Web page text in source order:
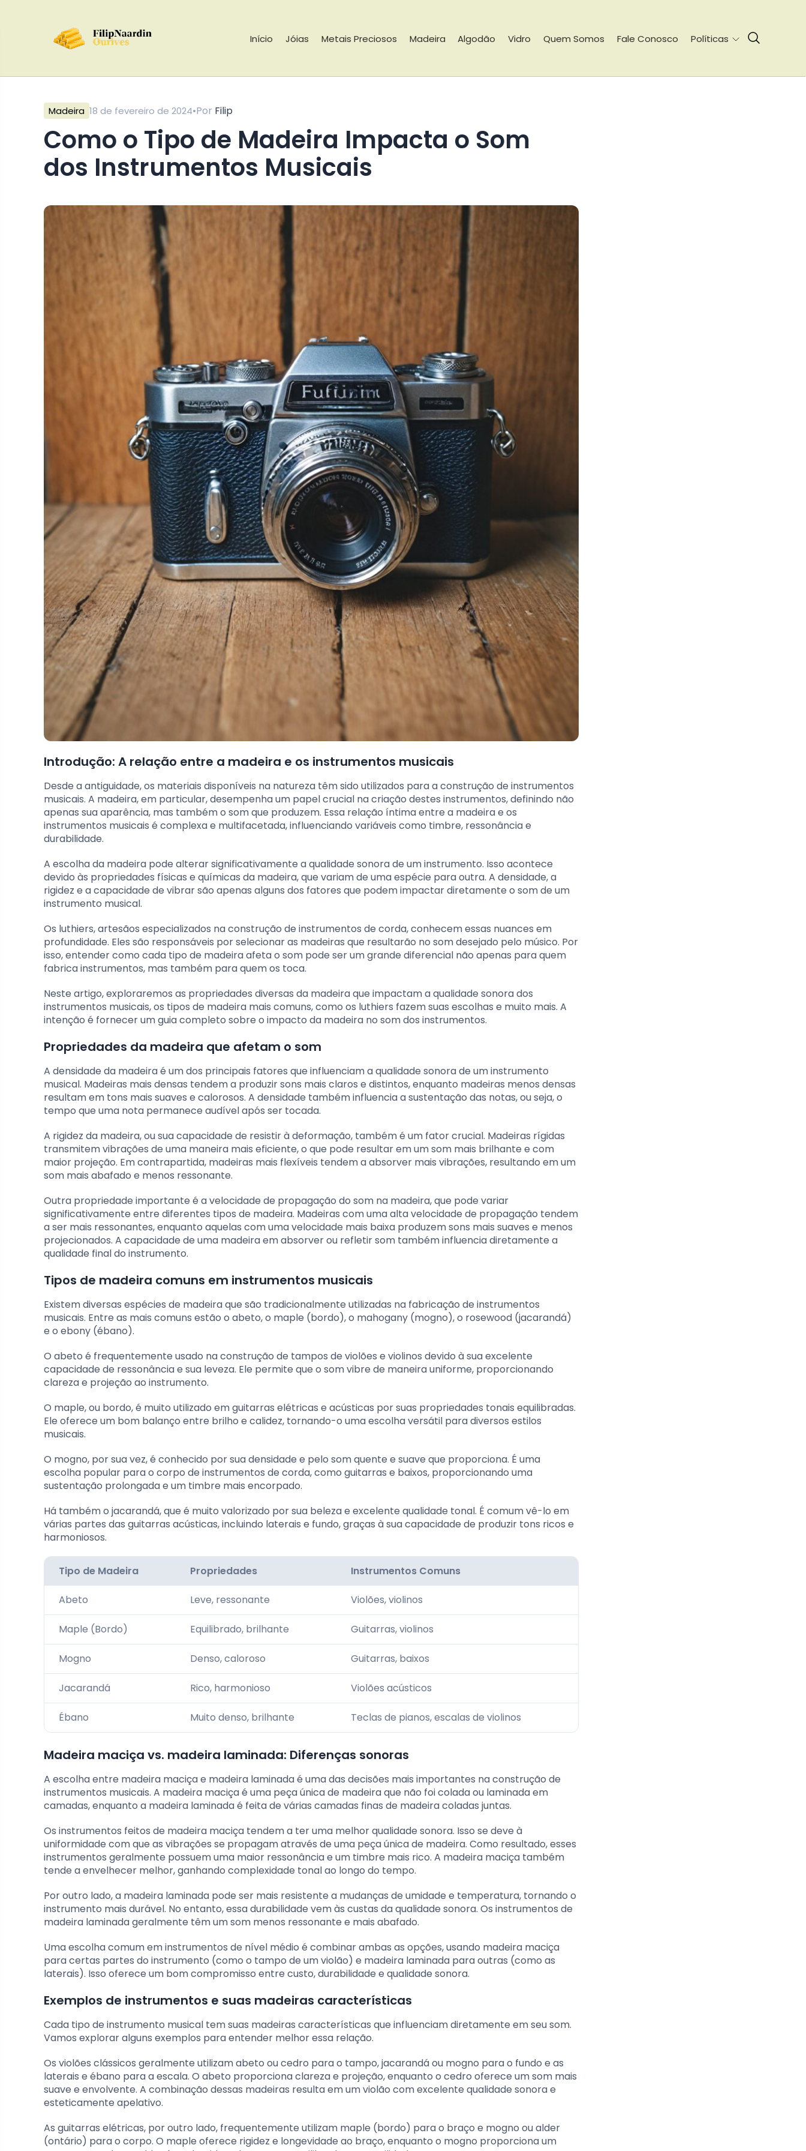
Início Jóias Metais Preciosos Madeira Algodão Vidro Quem Somos Fale Conosco Políticas
Madeira 18 de fevereiro de 2024•Por Filip
Como o Tipo de Madeira Impacta o Som
dos Instrumentos Musicais
Introdução: A relação entre a madeira e os instrumentos musicais
Desde a antiguidade, os materiais disponíveis na natureza têm sido utilizados para a construção de instrumentos
musicais. A madeira, em particular, desempenha um papel crucial na criação destes instrumentos, definindo não
apenas sua aparência, mas também o som que produzem. Essa relação íntima entre a madeira e os
instrumentos musicais é complexa e multifacetada, influenciando variáveis como timbre, ressonância e
durabilidade.
A escolha da madeira pode alterar significativamente a qualidade sonora de um instrumento. Isso acontece
devido às propriedades físicas e químicas da madeira, que variam de uma espécie para outra. A densidade, a
rigidez e a capacidade de vibrar são apenas alguns dos fatores que podem impactar diretamente o som de um
instrumento musical.
Os luthiers, artesãos especializados na construção de instrumentos de corda, conhecem essas nuances em
profundidade. Eles são responsáveis por selecionar as madeiras que resultarão no som desejado pelo músico. Por
isso, entender como cada tipo de madeira afeta o som pode ser um grande diferencial não apenas para quem
fabrica instrumentos, mas também para quem os toca.
Neste artigo, exploraremos as propriedades diversas da madeira que impactam a qualidade sonora dos
instrumentos musicais, os tipos de madeira mais comuns, como os luthiers fazem suas escolhas e muito mais. A
intenção é fornecer um guia completo sobre o impacto da madeira no som dos instrumentos.
Propriedades da madeira que afetam o som
A densidade da madeira é um dos principais fatores que influenciam a qualidade sonora de um instrumento
musical. Madeiras mais densas tendem a produzir sons mais claros e distintos, enquanto madeiras menos densas
resultam em tons mais suaves e calorosos. A densidade também influencia a sustentação das notas, ou seja, o
tempo que uma nota permanece audível após ser tocada.
A rigidez da madeira, ou sua capacidade de resistir à deformação, também é um fator crucial. Madeiras rígidas
transmitem vibrações de uma maneira mais eficiente, o que pode resultar em um som mais brilhante e com
maior projeção. Em contrapartida, madeiras mais flexíveis tendem a absorver mais vibrações, resultando em um
som mais abafado e menos ressonante.
Outra propriedade importante é a velocidade de propagação do som na madeira, que pode variar
significativamente entre diferentes tipos de madeira. Madeiras com uma alta velocidade de propagação tendem
a ser mais ressonantes, enquanto aquelas com uma velocidade mais baixa produzem sons mais suaves e menos
projecionados. A capacidade de uma madeira em absorver ou refletir som também influencia diretamente a
qualidade final do instrumento.
Tipos de madeira comuns em instrumentos musicais
Existem diversas espécies de madeira que são tradicionalmente utilizadas na fabricação de instrumentos
musicais. Entre as mais comuns estão o abeto, o maple (bordo), o mahogany (mogno), o rosewood (jacarandá)
e o ebony (ébano).
O abeto é frequentemente usado na construção de tampos de violões e violinos devido à sua excelente
capacidade de ressonância e sua leveza. Ele permite que o som vibre de maneira uniforme, proporcionando
clareza e projeção ao instrumento.
O maple, ou bordo, é muito utilizado em guitarras elétricas e acústicas por suas propriedades tonais equilibradas.
Ele oferece um bom balanço entre brilho e calidez, tornando-o uma escolha versátil para diversos estilos
musicais.
O mogno, por sua vez, é conhecido por sua densidade e pelo som quente e suave que proporciona. É uma
escolha popular para o corpo de instrumentos de corda, como guitarras e baixos, proporcionando uma
sustentação prolongada e um timbre mais encorpado.
Há também o jacarandá, que é muito valorizado por sua beleza e excelente qualidade tonal. É comum vê-lo em
várias partes das guitarras acústicas, incluindo laterais e fundo, graças à sua capacidade de produzir tons ricos e
harmoniosos.
Tipo de Madeira Propriedades Instrumentos Comuns
Abeto Leve, ressonante Violões, violinos
Maple (Bordo) Equilibrado, brilhante Guitarras, violinos
Mogno Denso, caloroso Guitarras, baixos
Jacarandá Rico, harmonioso Violões acústicos
Ébano Muito denso, brilhante Teclas de pianos, escalas de violinos
Madeira maciça vs. madeira laminada: Diferenças sonoras
A escolha entre madeira maciça e madeira laminada é uma das decisões mais importantes na construção de
instrumentos musicais. A madeira maciça é uma peça única de madeira que não foi colada ou laminada em
camadas, enquanto a madeira laminada é feita de várias camadas finas de madeira coladas juntas.
Os instrumentos feitos de madeira maciça tendem a ter uma melhor qualidade sonora. Isso se deve à
uniformidade com que as vibrações se propagam através de uma peça única de madeira. Como resultado, esses
instrumentos geralmente possuem uma maior ressonância e um timbre mais rico. A madeira maciça também
tende a envelhecer melhor, ganhando complexidade tonal ao longo do tempo.
Por outro lado, a madeira laminada pode ser mais resistente a mudanças de umidade e temperatura, tornando o
instrumento mais durável. No entanto, essa durabilidade vem às custas da qualidade sonora. Os instrumentos de
madeira laminada geralmente têm um som menos ressonante e mais abafado.
Uma escolha comum em instrumentos de nível médio é combinar ambas as opções, usando madeira maciça
para certas partes do instrumento (como o tampo de um violão) e madeira laminada para outras (como as
laterais). Isso oferece um bom compromisso entre custo, durabilidade e qualidade sonora.
Exemplos de instrumentos e suas madeiras características
Cada tipo de instrumento musical tem suas madeiras características que influenciam diretamente em seu som.
Vamos explorar alguns exemplos para entender melhor essa relação.
Os violões clássicos geralmente utilizam abeto ou cedro para o tampo, jacarandá ou mogno para o fundo e as
laterais e ébano para a escala. O abeto proporciona clareza e projeção, enquanto o cedro oferece um som mais
suave e envolvente. A combinação dessas madeiras resulta em um violão com excelente qualidade sonora e
esteticamente apelativo.
As guitarras elétricas, por outro lado, frequentemente utilizam maple (bordo) para o braço e mogno ou alder
(ontário) para o corpo. O maple oferece rigidez e longevidade ao braço, enquanto o mogno proporciona um